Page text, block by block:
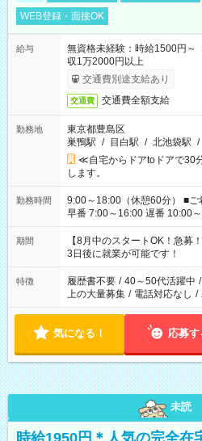
WEB登録・面接OK
給与
無資格未経験：時給1500円
収1万2000円以上
交通費別途支給あり
交通費 交通費全額支給
勤務地
東京都豊島区
巣鴨駅 / 目白駅 / 北池袋駅 /
≪自宅からドアtoドアで30
します。
勤務時間
9:00～18:00（休憩60分） ■ご希望があれば下記シフトもOK！
早番 7:00～16:00 遅番 10:00～
と休みを合わせたい」 「余裕
「できれば残業はしたくない
ね。 ※Wワーク希望の方へ 今ご覧のお仕事で希望する勤務時間
と、もう1つのお仕事の勤務
合は応募できません。
期間
【8月中のスタートOK！急
3日後に就業が可能です！
特徴 履歴書不要 / 40～50代活躍中 /
上の大量募集 / 電話対応なし /
気になる！ 応募す
未読
時給1950円＊人気の完全在